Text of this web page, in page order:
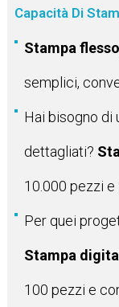
Capacità Di
Stampa
semplici,
Hai bisogno di
dettagliati?
10.000 pezzi e
Per quei
Stampa
100 pezzi e